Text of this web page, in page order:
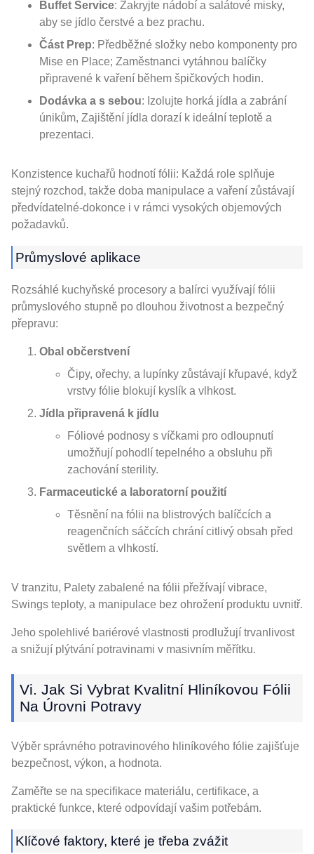
Buffet Service: Zakryjte nádobí a salátové misky,
aby se jídlo čerstvé a bez prachu.
Část Prep: Předběžné složky nebo komponenty pro
Mise en Place; Zaměstnanci vytáhnou balíčky
připravené k vaření během špičkových hodin.
Dodávka a s sebou: Izolujte horká jídla a zabrání
únikům, Zajištění jídla dorazí k ideální teplotě a
prezentaci.
Konzistence kuchařů hodnotí fólii: Každá role splňuje
stejný rozchod, takže doba manipulace a vaření zůstávají
předvídatelné-dokonce i v rámci vysokých objemových
požadavků.
Průmyslové aplikace
Rozsáhlé kuchyňské procesory a balírci využívají fólii
průmyslového stupně po dlouhou životnost a bezpečný
přepravu:
Obal občerstvení
Čipy, ořechy, a lupínky zůstávají křupavé, když
vrstvy fólie blokují kyslík a vlhkost.
Jídla připravená k jídlu
Fóliové podnosy s víčkami pro odloupnutí
umožňují pohodlí tepelného a obsluhu při
zachování sterility.
Farmaceutické a laboratorní použití
Těsnění na fólii na blistrových balíčcích a
reagenčních sáčcích chrání citlivý obsah před
světlem a vlhkostí.
V tranzitu, Palety zabalené na fólii přežívají vibrace,
Swings teploty, a manipulace bez ohrožení produktu uvnitř.
Jeho spolehlivé bariérové ​​vlastnosti prodlužují trvanlivost
a snižují plýtvání potravinami v masivním měřítku.
Vi. Jak Si Vybrat Kvalitní Hliníkovou Fólii
Na Úrovni Potravy
Výběr správného potravinového hliníkového fólie zajišťuje
bezpečnost, výkon, a hodnota.
Zaměřte se na specifikace materiálu, certifikace, a
praktické funkce, které odpovídají vašim potřebám.
Klíčové faktory, které je třeba zvážit